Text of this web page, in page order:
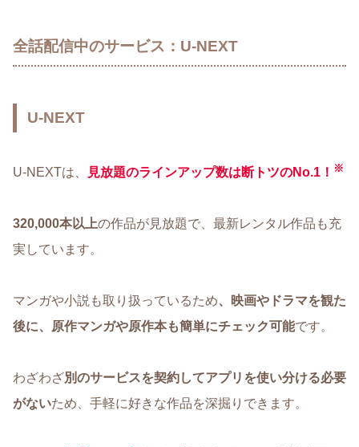
全話配信中のサービス：U-NEXT
U-NEXT
U-NEXTは、 ⾒放題のラインアップ数は断トツのNo.1！ ※
320,000本以上の作品が⾒放題で、最新レンタル作品も充
実しています。
マンガや小説も取り扱っているため、映画やドラマを観た
後に、原作マンガや原作本も簡単にチェック可能です。
わざわざ別のサービスを契約してアプリを使い分ける必要
がないため、手軽に好きな作品を深掘りできます。